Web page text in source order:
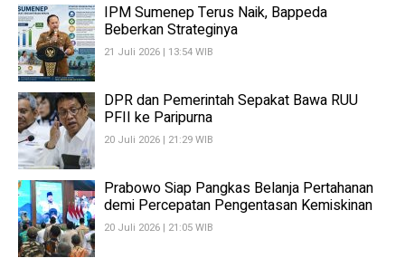
IPM Sumenep Terus Naik, Bappeda
Beberkan Strateginya
21 Juli 2026 | 13:54 WIB
DPR dan Pemerintah Sepakat Bawa RUU
PFII ke Paripurna
20 Juli 2026 | 21:29 WIB
Prabowo Siap Pangkas Belanja Pertahanan
demi Percepatan Pengentasan Kemiskinan
20 Juli 2026 | 21:05 WIB